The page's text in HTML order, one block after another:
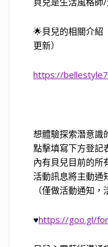
🌟貝兒的相關介紹
更新）
https://
想體驗探索潛意識
點擊填寫下方登記
內有貝兒目前的所
活動訊息將主動通
（僅做活動通知
♥https://goo.gl/